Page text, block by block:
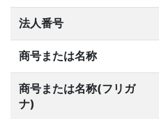
法人番号
商号または名称
商号または名称(フリガ
ナ)